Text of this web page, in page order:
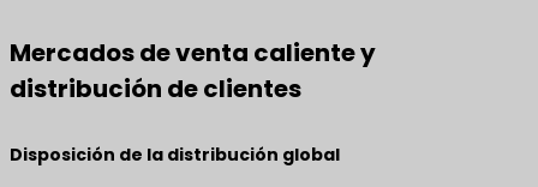
Mercados de venta caliente y
distribución de clientes
Disposición de la distribución global